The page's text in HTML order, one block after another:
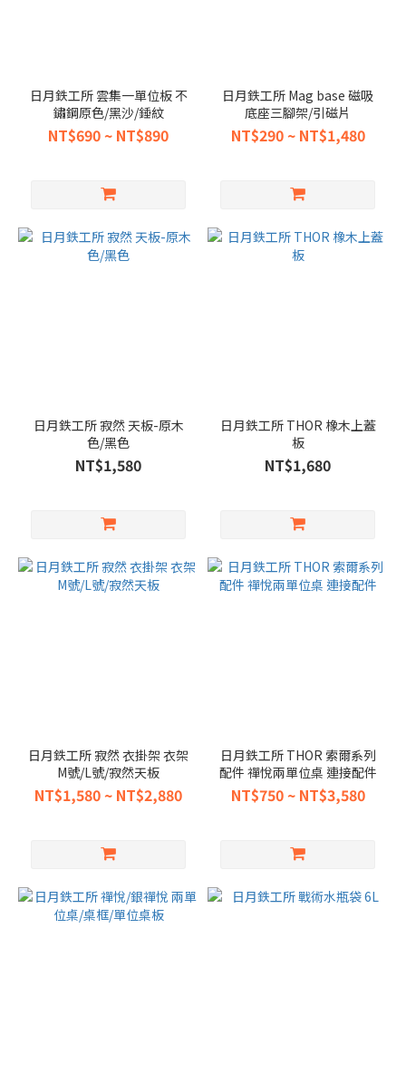
日月鉄工所 雲集一單位板 不
鏽鋼原色/黑沙/錘紋
NT$690 ~ NT$890
日月鉄工所 Mag base 磁吸
底座三腳架/引磁片
NT$290 ~ NT$1,480
日月鉄工所 寂然 天板-原木
色/黑色
NT$1,580
日月鉄工所 THOR 橡木上蓋
板
NT$1,680
日月鉄工所 寂然 衣掛架 衣架
M號/L號/寂然天板
NT$1,580 ~ NT$2,880
日月鉄工所 THOR 索爾系列
配件 禪悅兩單位桌 連接配件
NT$750 ~ NT$3,580